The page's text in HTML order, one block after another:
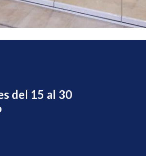
del 15 al 30